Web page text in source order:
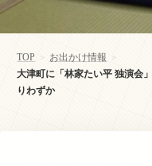
TOP > お出かけ情報 >
大津町に「林家たい平 独演会
りわずか